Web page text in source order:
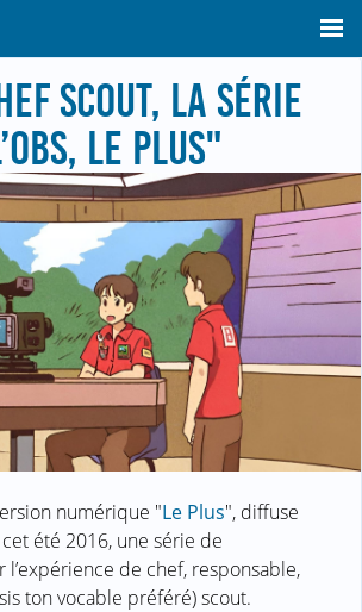
SCOUT, LA SÉRIE
LE PLUS"
numérique "Le Plus", diffuse
été 2016, une série de
l’expérience de chef, responsable,
ton vocable préféré) scout.